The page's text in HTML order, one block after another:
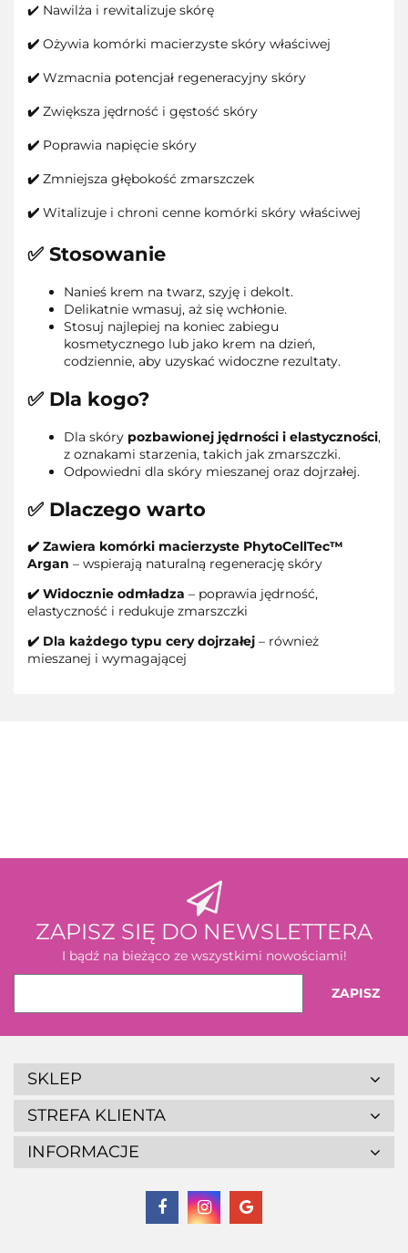
✔️ Nawilża i rewitalizuje skórę
✔️ Ożywia komórki macierzyste skóry właściwej
✔️ Wzmacnia potencjał regeneracyjny skóry
✔️ Zwiększa jędrność i gęstość skóry
✔️ Poprawia napięcie skóry
✔️ Zmniejsza głębokość zmarszczek
✔️ Witalizuje i chroni cenne komórki skóry właściwej
✅ Stosowanie
Nanieś krem na twarz, szyję i dekolt.
Delikatnie wmasuj, aż się wchłonie.
Stosuj najlepiej na koniec zabiegu
kosmetycznego lub jako krem na dzień,
codziennie, aby uzyskać widoczne rezultaty.
✅ Dla kogo?
Dla skóry pozbawionej jędrności i elastyczności,
z oznakami starzenia, takich jak zmarszczki.
Odpowiedni dla skóry mieszanej oraz dojrzałej.
✅ Dlaczego warto
✔️ Zawiera komórki macierzyste PhytoCellTec™
Argan – wspierają naturalną regenerację skóry
✔️ Widocznie odmładza – poprawia jędrność,
elastyczność i redukuje zmarszczki
✔️ Dla każdego typu cery dojrzałej – również
mieszanej i wymagającej
ZAPISZ SIĘ DO NEWSLETTERA
I bądź na bieżąco ze wszystkimi nowościami!
SKLEP
STREFA KLIENTA
INFORMACJE